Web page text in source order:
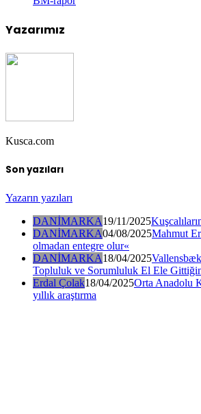
Yazarımız
Kusca.com
Son yazıları
Yazarın yazıları
DANİMARKA19/11/2025
DANİMARKA04/08/2025Mahmut
olmadan entegre olur«
DANİMARKA18/04/2025
Topluluk ve Sorumluluk El Ele
Erdal Çolak18/04/2025Orta Anadolu
yıllık araştırma